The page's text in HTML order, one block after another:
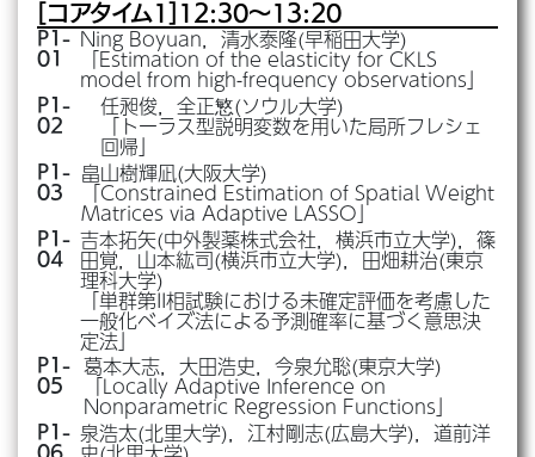
[コアタイム1] 12:30～13:20
P1-
01
Ning Boyuan，清水泰隆(早稲田大学)
「Estimation of the elasticity for CKLS
model from high-frequency observations」
P1-
02
任昶俊，全正慜(ソウル大学)
「トーラス型説明変数を用いた局所フレシェ
回帰」
P1-
03
畠山樹輝凪(大阪大学)
「Constrained Estimation of Spatial Weight
Matrices via Adaptive LASSO」
P1-
04
吉本拓矢(中外製薬株式会社，横浜市立大学)，篠
田覚，山本紘司(横浜市立大学)，田畑耕治(東京
理科大学)
「単群第II相試験における未確定評価を考慮した
一般化ベイズ法による予測確率に基づく意思決
定法」
P1-
05
葛本大志，大田浩史，今泉允聡(東京大学)
「Locally Adaptive Inference on
Nonparametric Regression Functions」
P1-
06
泉浩太(北里大学)，江村剛志(広島大学)，道前洋